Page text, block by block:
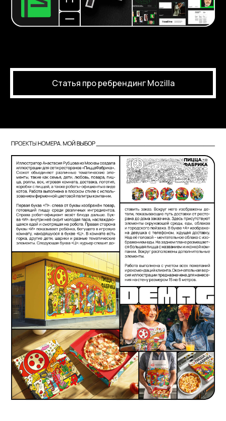
Статья про ребрендинг Mozilla